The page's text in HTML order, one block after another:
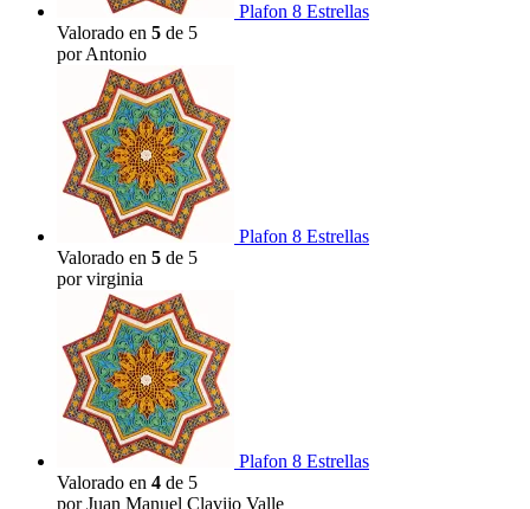
Plafon 8 Estrellas
Valorado en 5 de 5
por Antonio
Plafon 8 Estrellas
Valorado en 5 de 5
por virginia
Plafon 8 Estrellas
Valorado en 4 de 5
por Juan Manuel Clavijo Valle